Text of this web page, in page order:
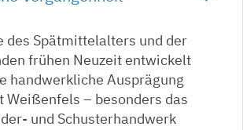
des Spätmittelalters und der
frühen Neuzeit entwickelt
handwerkliche Ausprägung
Weißenfels – besonders das
und Schusterhandwerk